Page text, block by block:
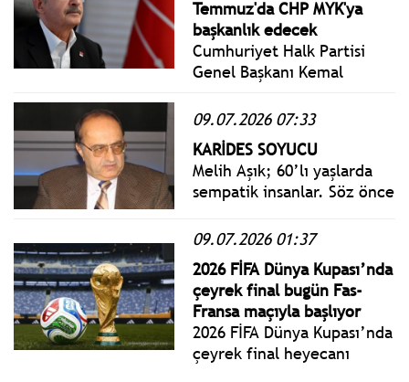
Temmuz'da CHP MYK'ya
başkanlık edecek
Cumhuriyet Halk Partisi
Genel Başkanı Kemal
Yönetim Kurulu
Toplantısına başkanlık
edecek.
09.07.2026 07:33
KARİDES SOYUCU
Melih Aşık; 60’lı yaşlarda
sempatik insanlar. Söz önce
Dünya kupasındaki
başarıları Fas halkını mutlu
etmiş. Gururlanıyorlar.
Fransızca iyi anlaşıyoruz.
Konu iş hayatına geliyor.
09.07.2026 01:37
2026 FİFA Dünya Kupası’nda
çeyrek final bugün Fas-
Fransa maçıyla başlıyor
2026 FİFA Dünya Kupası’nda
çeyrek final heyecanı